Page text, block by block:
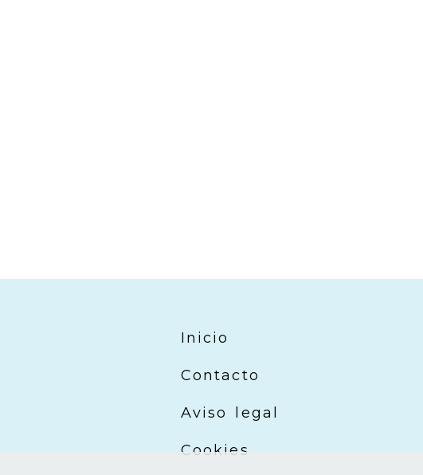
Inicio
Contacto
Aviso legal
Cookies